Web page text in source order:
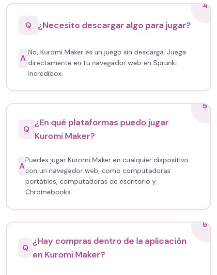
4
Q
¿Necesito descargar algo para jugar?
A
No, Kuromi Maker es un juego sin descarga. Juega
directamente en tu navegador web en Sprunki
Incredibox.
5
Q
¿En qué plataformas puedo jugar
Kuromi Maker?
A
Puedes jugar Kuromi Maker en cualquier dispositivo
con un navegador web, como computadoras
portátiles, computadoras de escritorio y
Chromebooks.
6
Q
¿Hay compras dentro de la aplicación
en Kuromi Maker?